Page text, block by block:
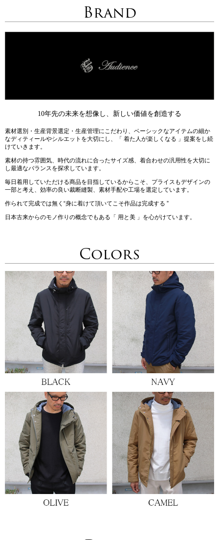
Brand
10年先の未来を想像し、新しい価値を創造する
素材選別・生産背景選定・生産管理にこだわり、ベーシックなアイテムの細か
なディティールやシルエットを大切にし、「 着た人が楽しくなる 」提案をし続
けていきます。
素材の持つ雰囲気、時代の流れに合ったサイズ感、着合わせの汎用性を大切に
し最適なバランスを探求しています。
毎日着用していただける商品を目指しているからこそ、プライスもデザインの
一部と考え、効率の良い裁断縫製、素材手配や工場を選定しています。
作られて完成では無く“身に着けて頂いてこそ作品は完成する ”
日本古来からのモノ作りの概念でもある「 用と美 」を心がけています。
Colors